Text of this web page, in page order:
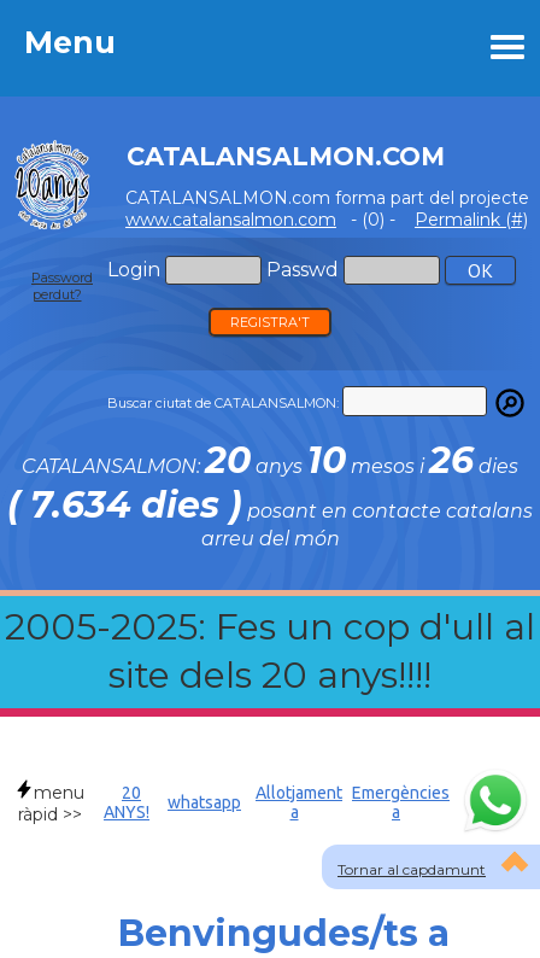
Menu
CATALANSALMON.COM
CATALANSALMON.com forma part del projecte
www.catalansalmon.com - (0) - Permalink (#)
Login Passwd
Password
perdut?
REGISTRA'T
Buscar ciutat de CATALANSALMON:
CATALANSALMON:20 anys 10 mesos i26 dies
( 7.634 dies ) posant en contacte catalans
arreu del món
2005-2025: Fes un cop d'ull al
site dels 20 anys!!!!
Menu
Tornar al capdamunt
menu
ràpid >>
20
ANYS!
whatsapp
Allotjament
a
Emergències
a
Benvingudes/ts a